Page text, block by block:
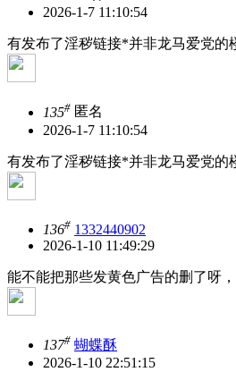
2026-1-7 11:10:54
有发布了淫秽链接*并非龙马爱党的
135# 匿名
2026-1-7 11:10:54
有发布了淫秽链接*并非龙马爱党的
136# 1332440902
2026-1-10 11:49:29
能不能把那些发黄色广告的删了呀
137# 蝴蝶酥
2026-1-10 22:51:15